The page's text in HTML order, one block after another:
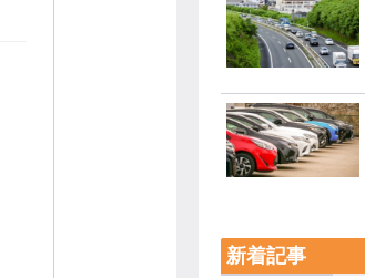
新着記事